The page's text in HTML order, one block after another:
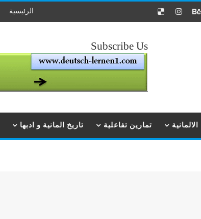
الرئيسية
Subscribe Us
تمارين تفاعلية تاريخ المانية و ادبها